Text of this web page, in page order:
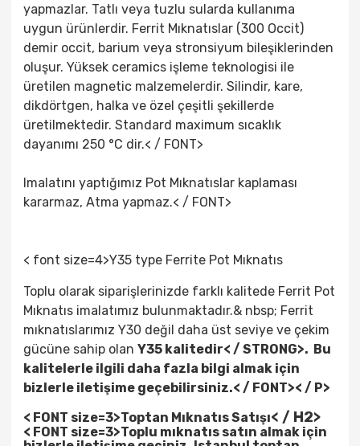
yapmazlar. Tatlı veya tuzlu sularda kullanıma
uygun ürünlerdir. Ferrit Mıknatıslar (300 Occit)
demir occit, barium veya stronsiyum bileşiklerinden
oluşur. Yüksek ceramics işleme teknologisi ile
üretilen magnetic malzemelerdir. Silindir, kare,
dikdörtgen, halka ve özel çeşitli şekillerde
üretilmektedir. Standard maximum sıcaklık
dayanımı 250 °C dir.< / FONT>
Imalatını yaptığımız Pot Mıknatıslar kaplaması
kararmaz, Atma yapmaz.< / FONT>
< font size=4>Y35 type Ferrite Pot Mıknatıs
Toplu olarak siparişlerinizde farklı kalitede Ferrit Pot
Mıknatıs imalatımız bulunmaktadır.& nbsp; Ferrit
mıknatıslarımız Y30 değil daha üst seviye ve çekim
gücüne sahip olan Y35 kalitedir< / STRONG>. Bu
kalitelerle ilgili daha fazla bilgi almak için
bizlerle iletişime geçebilirsiniz.< / FONT>< / P>
< FONT size=3>Toptan Mıknatıs Satışı< / H2>
< FONT size=3>Toplu mıknatıs satın almak için